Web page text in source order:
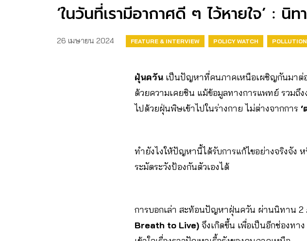
‘ในวันที่เรามีอากาศดี ๆ ไว้หายใจ’ :
26 เมษายน 2024 FEATURE & INTERVIEW POLICY WATCH
POLLUTION
ฝุ่นควัน เป็นปัญหาที่คนภาคเหนือเผชิญกันมาต่
ด้วยความเคยชิน แม้ข้อมูลทางการแพทย์ รวมถึ
ไปด้วยฝุ่นพิษเข้าไปในร่างกาย ไม่ต่างจากการ
ทำยังไงให้ปัญหานี้ได้รับการแก้ไขอย่างจริงจัง
ระมัดระวังป้องกันตัวเองได้
การบอกเล่า สะท้อนปัญหาฝุ่นควัน ผ่านนิทาน 2
Breath to Live) จึงเกิดขึ้น เพื่อเป็นอีกช่องทา